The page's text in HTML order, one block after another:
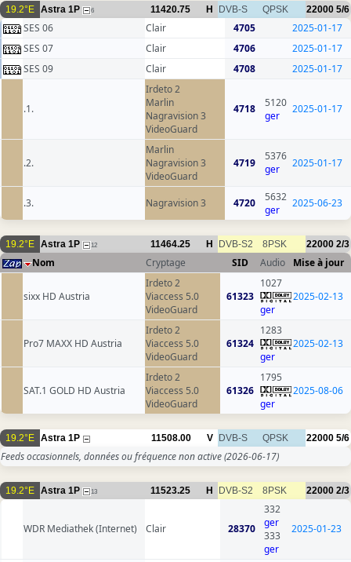
19.2°E Astra 1P 6 11420.75 H DVB-S QPSK 22000 5/6
SES 06 Clair 4705
2025-01-17
SES 07
Clair 4706
2025-01-17
SES 09
Clair 4708 2025-01-17
.1.
Irdeto 2
Marlin
Nagravision 3
VideoGuard
4718
5120
ger
2025-01-17
.2.
Marlin
Nagravision 3
VideoGuard
4719
5376
ger
2025-01-17
.3. Nagravision 3 4720
5632
ger
2025-06-23
19.2°E Astra 1P 12 11464.25 H DVB-S2 8PSK 22000 2/3
Nom Cryptage SID Audio Mise à jour
sixx HD Austria
Irdeto 2
Viaccess 5.0
VideoGuard
61323
1027
ger
2025-02-13
Pro7 MAXX HD Austria
Irdeto 2
Viaccess 5.0
VideoGuard
61324
1283
ger
2025-02-13
SAT.1 GOLD HD Austria
Irdeto 2
Viaccess 5.0
VideoGuard
61326
1795
ger
2025-08-06
19.2°E Astra 1P 11508.00 V DVB-S QPSK 22000 5/6
Feeds occasionnels, données ou fréquence non active(2026-06-17)
19.2°E Astra 1P 13 11523.25 H DVB-S2 8PSK 22000 2/3
WDR Mediathek (Internet) Clair 28370
332
ger
333
ger
2025-01-23